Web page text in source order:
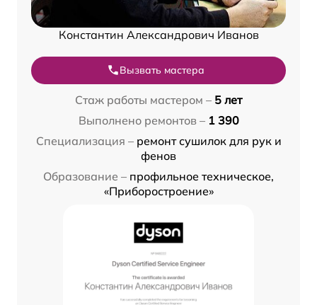
Константин Александрович Иванов
Вызвать мастера
Стаж работы мастером – 5 лет
Выполнено ремонтов – 1 390
Специализация – ремонт сушилок для рук и
фенов
Образование – профильное техническое,
«Приборостроение»